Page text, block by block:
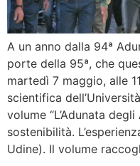
A un anno dalla 94ª
porte della 95ª, che
martedì 7 maggio, alle
scientifica
volume “L’Adunata
sostenibilità.
Udine). Il volume